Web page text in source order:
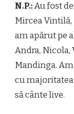
N.P.:Au fost
Mircea Vintilă,
am apărut pe
Andra, Nicola,
Mandinga.
cu
să cânte live.